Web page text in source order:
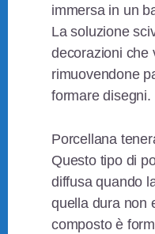
immersa in un
La soluzione
decorazioni che
rimuovendone
formare disegni.
Porcellana
Questo tipo di
diffusa quando
quella dura non
composto è